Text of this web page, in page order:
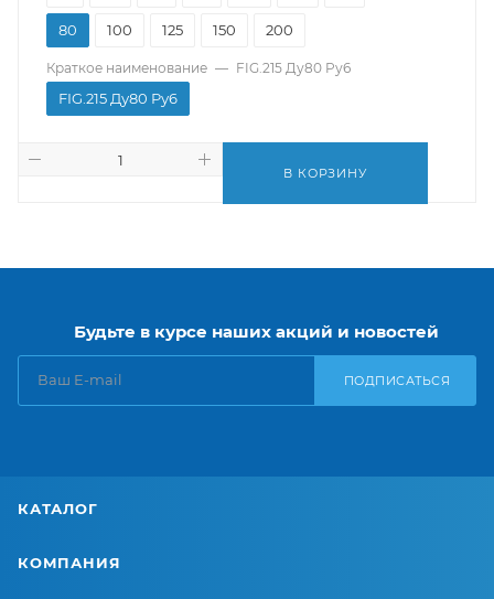
80 100 125 150 200
Краткое наименование — FIG.215 Ду80 Pу6
FIG.215 Ду80 Pу6
В КОРЗИНУ
Будьте в курсе наших акций и новостей
ПОДПИСАТЬСЯ
КАТАЛОГ
КОМПАНИЯ